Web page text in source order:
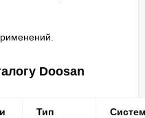
Doosan
Тип